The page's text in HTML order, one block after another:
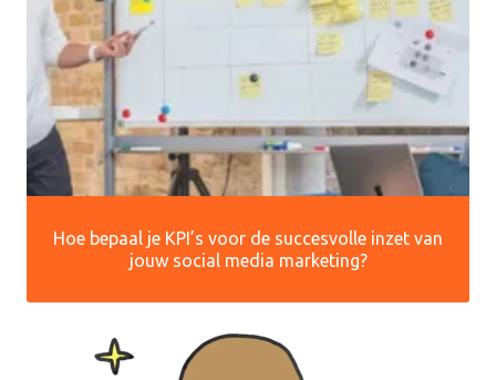
Hoe bepaal je KPI’s voor de succesvolle inzet van
jouw social media marketing?